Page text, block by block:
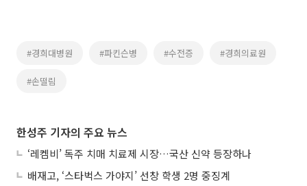
#경희대병원 #파킨슨병 #수전증 #경희의료원
#손떨림
한성주 기자의 주요 뉴스
‘레켐비’ 독주 치매 치료제 시장…국산 신약 등장하나
배재고, ‘스타벅스 가야지’ 선창 학생 2명 중징계